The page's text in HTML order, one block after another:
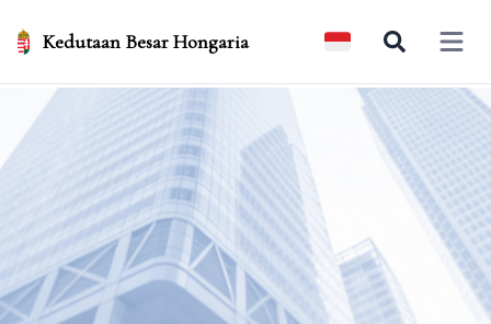
Kedutaan Besar Hongaria Open